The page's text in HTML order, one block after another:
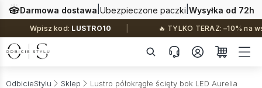
Darmowa dostawa Ubezpieczone paczki Wysyłka od 72h
🔥 TYLKO TERAZ: –10% na wszystko i darmowa
OdbicieStylu Sklep Lustro półokrągłe ścięty bok LED Aurelia